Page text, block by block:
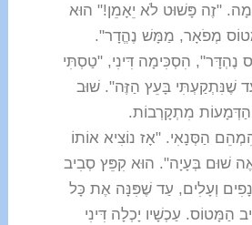
"זֶה פָּשׁוּט לֹא יֵאָמֵן!" הוּא
מְפֹאָר, מַמָּשׁ נֶהֱדָר".
נֶהְדָּר", הִסְכִּימָה דִּינִי, "טַסְתִּי
שֶׁנִּתְקַעְתִּי בָּעֵץ הַזֶּה". שׁוּב
הַדְּמָעוֹת מִתְקָרְבוֹת.
הַסְּנָאִי. "אָז נוֹצִיא אוֹתוֹ
שׁוּם בְּעָיָה". הוּא קִפֵּץ סְבִיב
וְעָלִים, עַד שֶׁפִּנָּה אֶת כָּל
הַמָּטוֹס. עַכְשָׁיו יָכְלָה דִּינִי